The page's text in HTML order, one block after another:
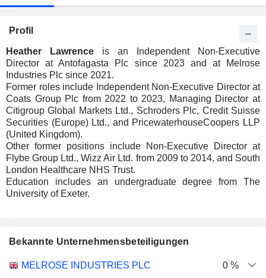
Profil
Heather Lawrence is an Independent Non-Executive
Director at Antofagasta Plc since 2023 and at Melrose
Industries Plc since 2021.
Former roles include Independent Non-Executive Director at
Coats Group Plc from 2022 to 2023, Managing Director at
Citigroup Global Markets Ltd., Schroders Plc, Credit Suisse
Securities (Europe) Ltd., and PricewaterhouseCoopers LLP
(United Kingdom).
Other former positions include Non-Executive Director at
Flybe Group Ltd., Wizz Air Ltd. from 2009 to 2014, and South
London Healthcare NHS Trust.
Education includes an undergraduate degree from The
University of Exeter.
Bekannte Unternehmensbeteiligungen
Anzahl
MELROSE INDUSTRIES PLC
0 %